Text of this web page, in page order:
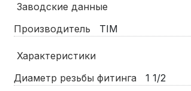
Заводские данные
Производитель
TIM
Характеристики
Диаметр резьбы фитинга
1 1/2